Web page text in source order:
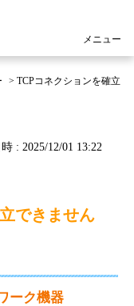
メニュー
> TCPコネクションを確立
: 2025/12/01 13:22
できません
ーク機器